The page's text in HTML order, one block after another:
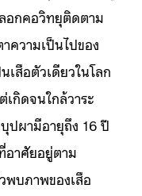
อกคอวิทยุติดตาม
ความเป็นไปของ
เสือตัวเดียวในโลก
กิดจนใกล้วาระ
ปผามีอายุถึง 16 ปี
อาศัยอยู่ตาม
พบภาพของเสือ